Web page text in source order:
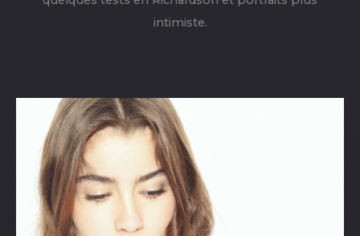
intimiste.